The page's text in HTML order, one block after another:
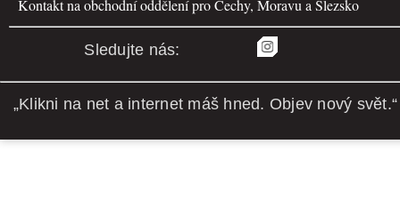
Kontakt na obchodní oddělení pro Čechy, Moravu a Slezsko
Sledujte nás:
„Klikni na net a internet máš hned. Objev nový svět.“